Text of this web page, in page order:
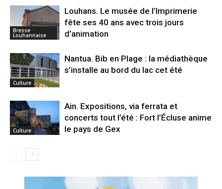
Bresse
Louhannaise
Louhans. Le musée de l’Imprimerie
fête ses 40 ans avec trois jours
d’animation
Culture
Nantua. Bib en Plage : la médiathèque
s’installe au bord du lac cet été
Culture
Ain. Expositions, via ferrata et
concerts tout l’été : Fort l’Écluse anime
le pays de Gex